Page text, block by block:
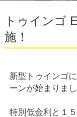
トゥインゴ
施！
新型トゥインゴ
ーンが始まりまし
特別低金利と１